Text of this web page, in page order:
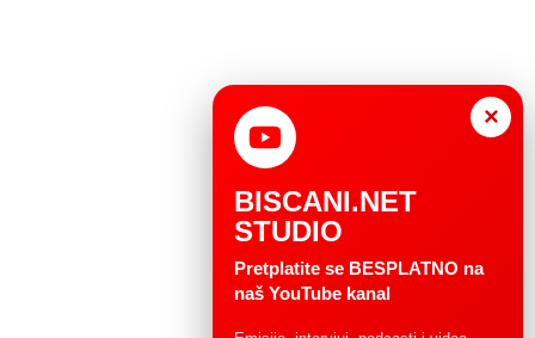
×
BISCANI.NET
STUDIO
Pretplatite se BESPLATNO na
naš YouTube kanal